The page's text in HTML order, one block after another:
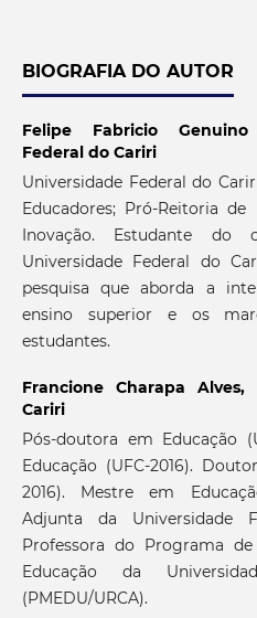
BIOGRAFIA DO AUTOR
Felipe Fabricio
Federal do Cariri
Universidade Federal do
Educadores; Pró-Reitoria de
Inovação. Estudante do
Universidade Federal do
pesquisa que aborda a
ensino superior e os
estudantes.
Francione Charapa Alves,
Cariri
Pós-doutora em Educação
Educação (UFC-2016).
2016). Mestre em
Adjunta da Universidade
Professora do Programa
Educação da
(PMEDU/URCA).